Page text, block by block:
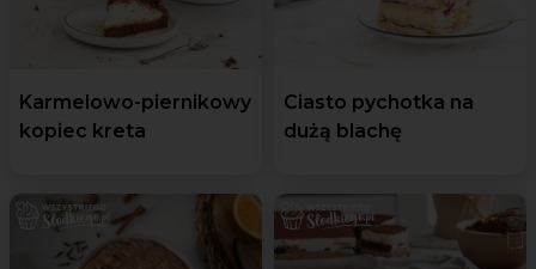
Karmelowo-piernikowy
kopiec kreta
Ciasto pychotka na
dużą blachę